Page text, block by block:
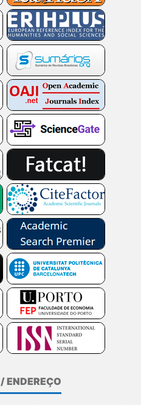
ENDEREÇO